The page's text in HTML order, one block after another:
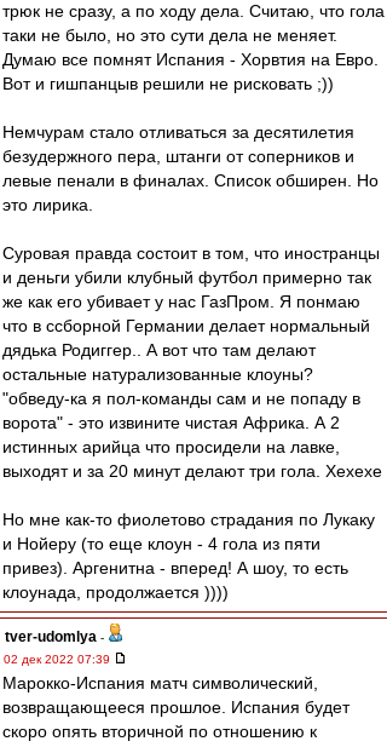
трюк не сразу, а по ходу дела. Считаю, что гола
таки не было, но это сути дела не меняет.
Думаю все помнят Испания - Хорвтия на Евро.
Вот и гишпанцыв решили не рисковать ;))
Немчурам стало отливаться за десятилетия
безудержного пера, штанги от соперников и
левые пенали в финалах. Список обширен. Но
это лирика.
Суровая правда состоит в том, что иностранцы
и деньги убили клубный футбол примерно так
же как его убивает у нас ГазПром. Я понмаю
что в ссборной Германии делает нормальный
дядька Родиггер.. А вот что там делают
остальные натурализованные клоуны?
"обведу-ка я пол-команды сам и не попаду в
ворота" - это извините чистая Африка. А 2
истинных арийца что просидели на лавке,
выходят и за 20 минут делают три гола. Хехехе
Но мне как-то фиолетово страдания по Лукаку
и Нойеру (то еще клоун - 4 гола из пяти
привез). Аргенитна - вперед! А шоу, то есть
клоунада, продолжается ))))
tver-udomlya -
02 дек 2022 07:39
Марокко-Испания матч символический,
возвращающееся прошлое. Испания будет
скоро опять вторичной по отношению к